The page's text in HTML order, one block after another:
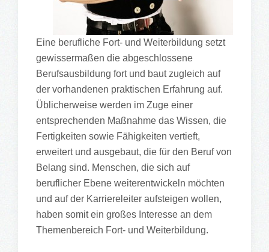
Eine berufliche Fort- und Weiterbildung setzt
gewissermaßen die abgeschlossene
Berufsausbildung fort und baut zugleich auf
der vorhandenen praktischen Erfahrung auf.
Üblicherweise werden im Zuge einer
entsprechenden Maßnahme das Wissen, die
Fertigkeiten sowie Fähigkeiten vertieft,
erweitert und ausgebaut, die für den Beruf von
Belang sind. Menschen, die sich auf
beruflicher Ebene weiterentwickeln möchten
und auf der Karriereleiter aufsteigen wollen,
haben somit ein großes Interesse an dem
Themenbereich Fort- und Weiterbildung.